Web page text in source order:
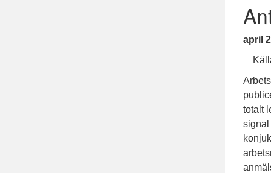
april
totalt
signal